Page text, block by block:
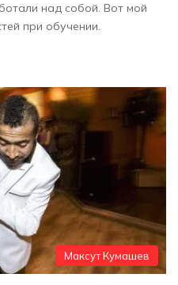
над собой. Вот мой
при обучении.
Максут Кумашев